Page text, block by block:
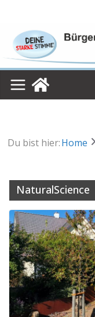
content
Du bist hier:Home
NaturalScience